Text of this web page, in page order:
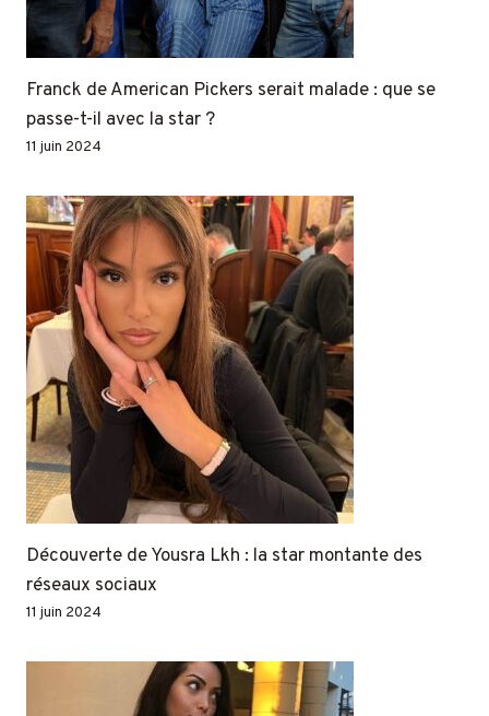
Franck de American Pickers serait malade : que se
passe-t-il avec la star ?
11 juin 2024
Découverte de Yousra Lkh : la star montante des
réseaux sociaux
11 juin 2024